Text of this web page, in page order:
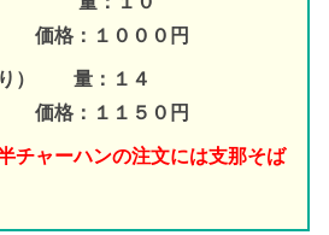
０００円
り） 量：１４
１５０円
チャーハンの注文には支那そば